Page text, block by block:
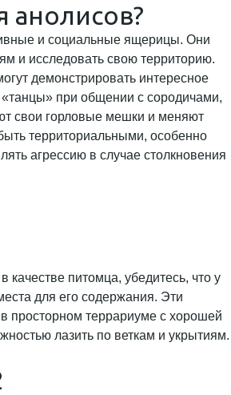
анолисов?
и социальные ящерицы. Они
и исследовать свою территорию.
демонстрировать интересное
«танцы» при общении с сородичами,
свои горловые мешки и меняют
территориальными, особенно
агрессию в случае столкновения
качестве питомца, убедитесь, что у
для его содержания. Эти
просторном террариуме с хорошей
лазить по веткам и укрытиям.